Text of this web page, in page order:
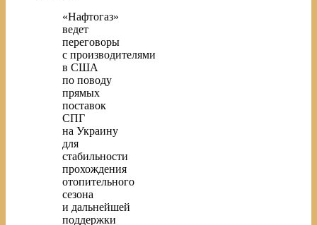
«Нафтогаз»
ведет
переговоры
с производителями
в США
по поводу
прямых
поставок
СПГ
на Украину
для
стабильности
прохождения
отопительного
сезона
и дальнейшей
поддержки